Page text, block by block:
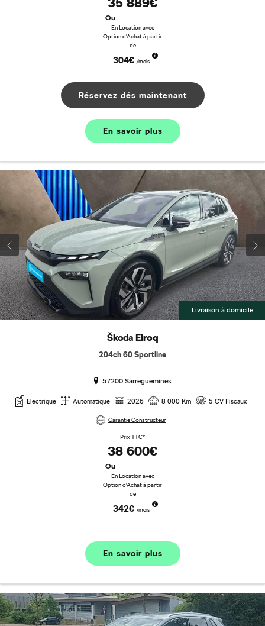
Ou
En Location avec
Option d'Achat à partir
de
304€ /mois
Réservez dés maintenant
En savoir plus
Livraison à domicile
Škoda Elroq
204ch 60 Sportline
57200 Sarreguemines
Electrique Automatique 2026 8 000 Km 5 CV Fiscaux
Garantie Constructeur
Prix TTC*
38 600€
Ou
En Location avec
Option d'Achat à partir
de
342€ /mois
En savoir plus